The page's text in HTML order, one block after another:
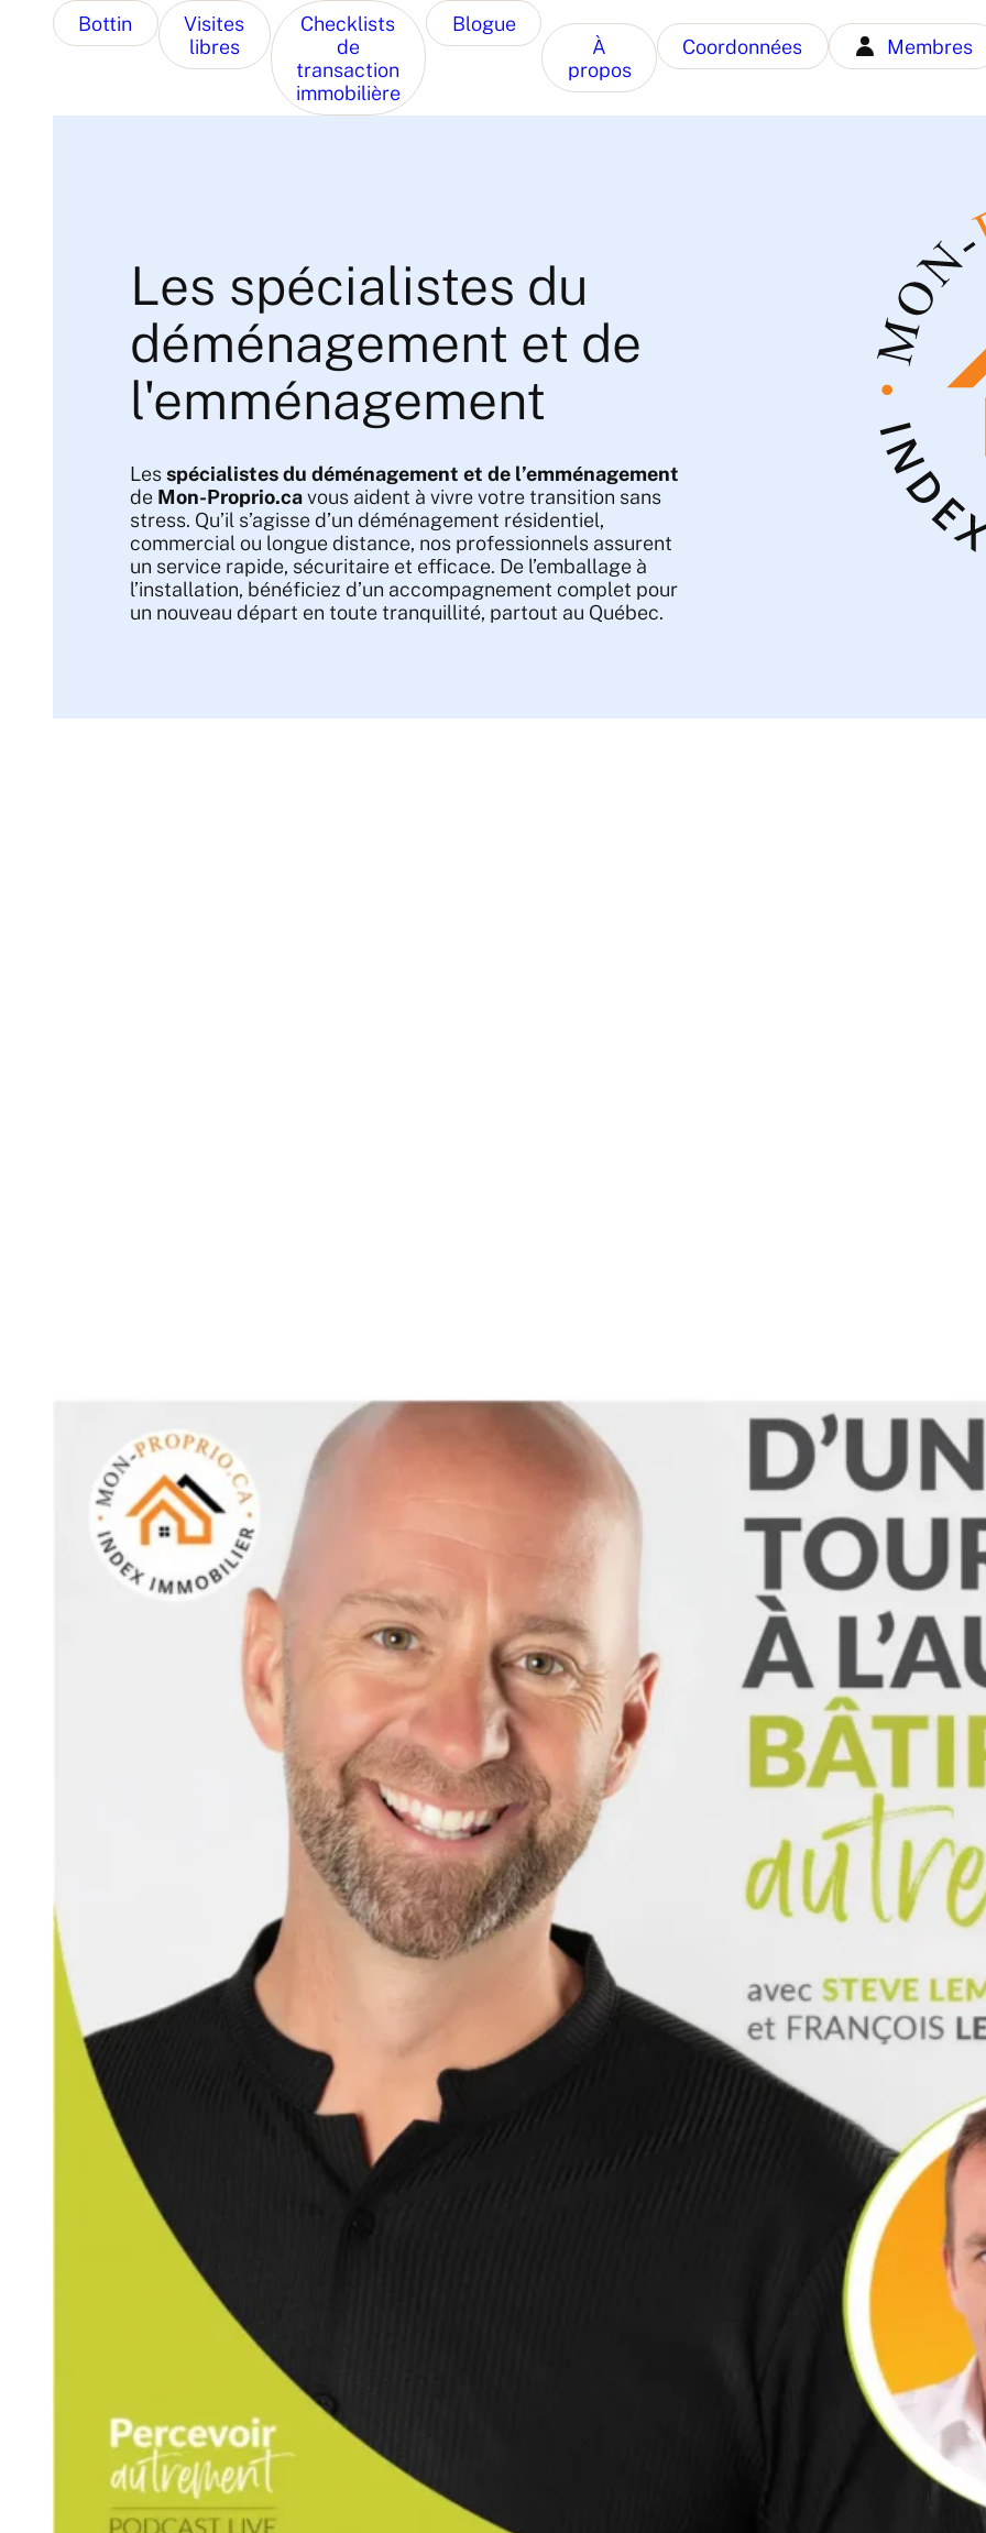
Bottin
Visites
libres
Checklists
de
transaction
immobilière
Blogue
À
propos
Coordonnées Membres
Les spécialistes du
déménagement et de
l'emménagement
Lesspécialistes du déménagement et de l’emménagement
de Mon-Proprio.cavous aident à vivre votre transition sans
stress. Qu’il s’agisse d’un déménagement résidentiel,
commercial ou longue distance, nos professionnels assurent
un service rapide, sécuritaire et efficace. De l’emballage à
l’installation, bénéficiez d’un accompagnement complet pour
un nouveau départ en toute tranquillité, partout au Québec.